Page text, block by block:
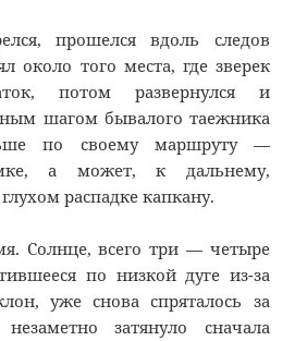
прошелся вдоль следов
около того места, где зверек
потом развернулся и
шагом бывалого таежника
по своему маршруту —
а может, к дальнему,
распадке капкану.
Солнце, всего три — четыре
по низкой дуге из-за
уже снова спряталось за
затянуло сначала